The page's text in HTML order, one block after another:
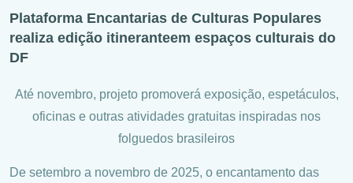
Plataforma Encantarias de Culturas Populares
realiza edição itineranteem espaços culturais do
DF
Até novembro, projeto promoverá exposição, espetáculos,
oficinas e outras atividades gratuitas inspiradas nos
folguedos brasileiros
De setembro a novembro de 2025, o encantamento das